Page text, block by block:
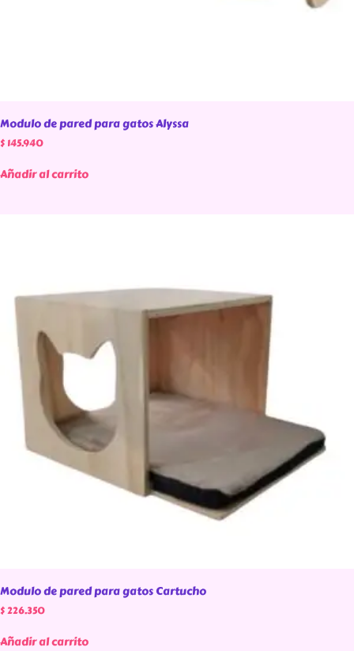
Modulo de pared para gatos Alyssa
$ 145.940
Añadir al carrito
Modulo de pared para gatos Cartucho
$226.350
Añadir al carrito